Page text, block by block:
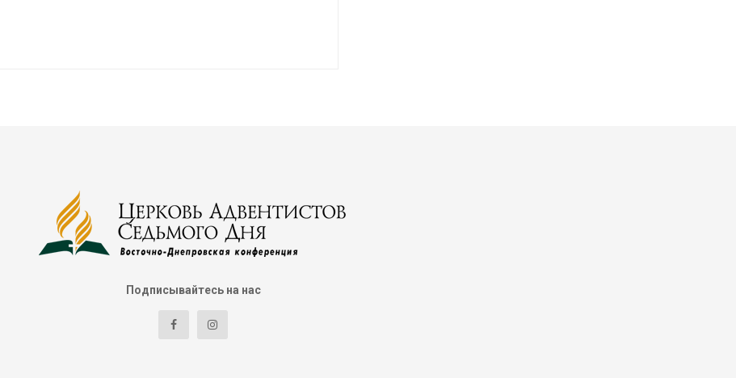
Подписывайтесь на нас